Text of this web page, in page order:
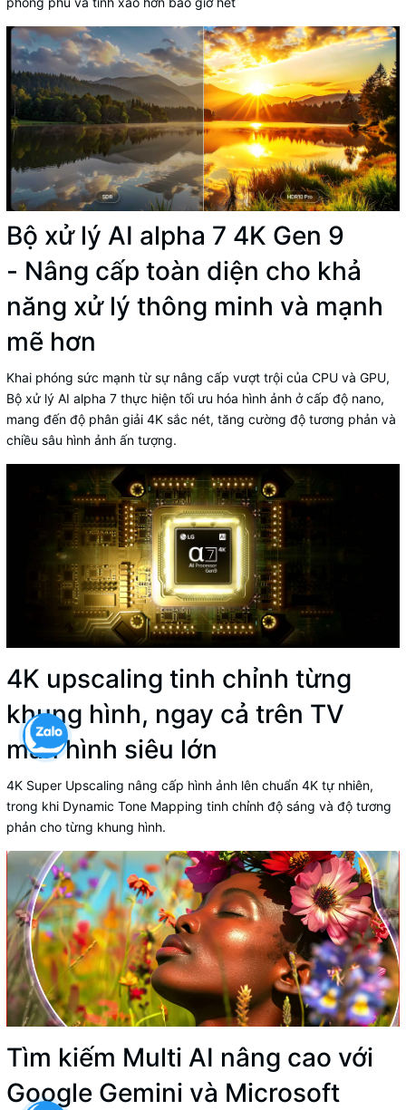
Bộ xử lý AI alpha 7 4K Gen 9
- Nâng cấp toàn diện cho khả
năng xử lý thông minh và mạnh
mẽ hơn
Khai phóng sức mạnh từ sự nâng cấp vượt trội của CPU và GPU,
Bộ xử lý AI alpha 7 thực hiện tối ưu hóa hình ảnh ở cấp độ nano,
mang đến độ phân giải 4K sắc nét, tăng cường độ tương phản và
chiều sâu hình ảnh ấn tượng.
4K upscaling tinh chỉnh từng
khung hình, ngay cả trên TV
màn hình siêu lớn
4K Super Upscaling nâng cấp hình ảnh lên chuẩn 4K tự nhiên,
trong khi Dynamic Tone Mapping tinh chỉnh độ sáng và độ tương
phản cho từng khung hình.
Tìm kiếm Multi AI nâng cao với
Google Gemini và Microsoft